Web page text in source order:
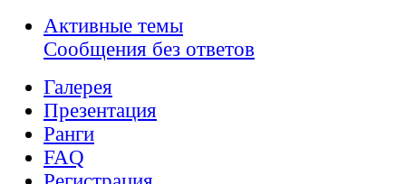
Активные темы
Сообщения без ответов
Галерея
Презентация
Ранги
FAQ